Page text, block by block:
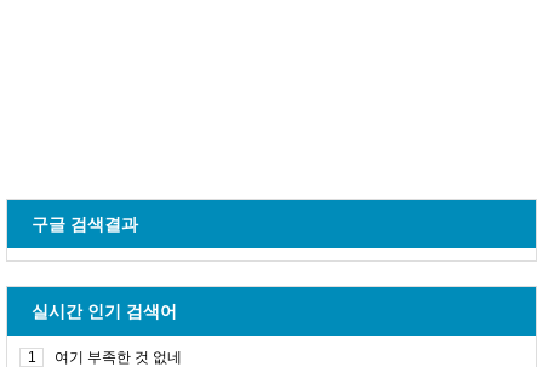
구글 검색결과
실시간 인기 검색어
1
여기 부족한 것 없네